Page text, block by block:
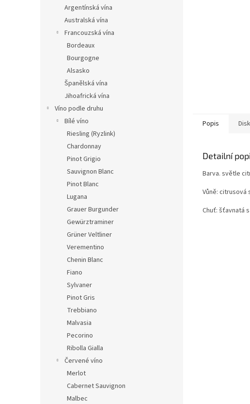
Argentínská vína
Australská vína
Francouzská vína
Bordeaux
Bourgogne
Alsasko
Španělská vína
Jihoafrická vína
Víno podle druhu
Bílé víno
Riesling (Ryzlink)
Chardonnay
Pinot Grigio
Sauvignon Blanc
Pinot Blanc
Lugana
Grauer Burgunder
Gewürztraminer
Grüner Veltliner
Verementino
Chenin Blanc
Fiano
Sylvaner
Pinot Gris
Trebbiano
Malvasia
Pecorino
Ribolla Gialla
Červené víno
Merlot
Cabernet Sauvignon
Malbec
Popis
Detailní
Barva. světle
Vůně: citrusová
Chuť: šťavnatá